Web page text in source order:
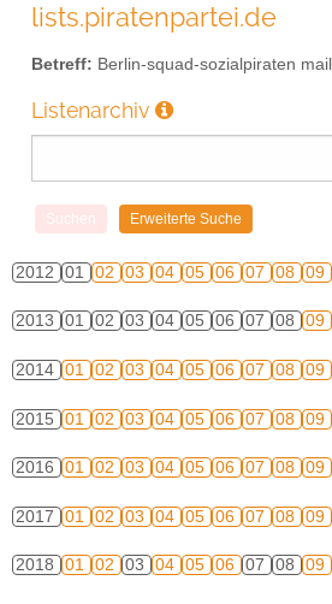
lists.piratenpartei.de
Betreff: Berlin-squad-sozialpiraten
Listenarchiv
2012 01 02 03 04 05 06 07 08 09
2013 01 02 03 04 05 06 07 08 09
2014 01 02 03 04 05 06 07 08 09
2015 01 02 03 04 05 06 07 08 09
2016 01 02 03 04 05 06 07 08 09
2017 01 02 03 04 05 06 07 08 09
2018 01 02 03 04 05 06 07 08 09